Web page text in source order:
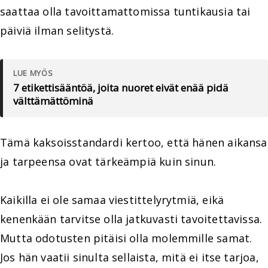
saattaa olla tavoittamattomissa tuntikausia tai
päiviä ilman selitystä.
LUE MYÖS
7 etikettisääntöä, joita nuoret eivät enää pidä
välttämättöminä
Tämä kaksoisstandardi kertoo, että hänen aikansa
ja tarpeensa ovat tärkeämpiä kuin sinun.
Kaikilla ei ole samaa viestittelyrytmiä, eikä
kenenkään tarvitse olla jatkuvasti tavoitettavissa.
Mutta odotusten pitäisi olla molemmille samat.
Jos hän vaatii sinulta sellaista, mitä ei itse tarjoa,